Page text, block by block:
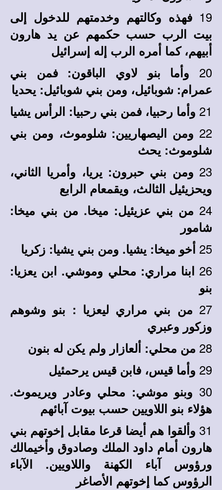
19 فهذه وكالتهم وخدمتهم للدخول إلى
بيت الرب حسب حكمهم عن يد هارون
أبيهم، كما أمره الرب إله إسرائيل
20
وأما بنو لاوي الباقون: فمن بني
عمرام: شوبائيل، ومن بني شوبائيل: يحديا
21 وأما رحبيا، فمن بني رحبيا: الرأس يشيا
22 ومن اليصهاريين: شلوموث، ومن بني
شلوموث: يحث
23 ومن بني حبرون: يريا، وأمريا الثاني،
ويحزيئيل الثالث، ويقمعام الرابع
24 من بني عزيئيل: ميخا. من بني ميخا:
شامور
25 أخو ميخا: يشيا. ومن بني يشيا: زكريا
26 ابنا مراري: محلي وموشي. ابن يعزيا:
بنو
27 من بني مراري ليعزيا : بنو وشوهم
وزكور وعبري
28 من محلي: ألعازار ولم يكن له بنون
29 وأما قيس، فابن قيس يرحمئيل
30 وبنو موشي: محلي وعادر ويريموث.
هؤلاء بنو اللاويين حسب بيوت آبائهم
31 وألقوا هم أيضا قرعا مقابل إخوتهم بني
هارون أمام داود الملك وصادوق وأخيمالك
ورؤوس آباء الكهنة واللاويين. الآباء
الرؤوس كما إخوتهم الأصاغر